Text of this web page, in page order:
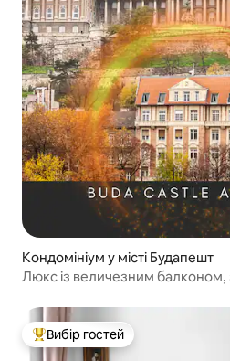
Кондомініум у місті Будапешт
Люкс із величезним балконом,
Топ вибір гостей
Вибір гостей